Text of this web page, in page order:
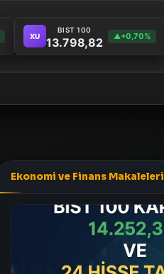
XU
BIST 100
13.798,82 ▲+0,70%
Ekonomi ve Finans Makaleleri